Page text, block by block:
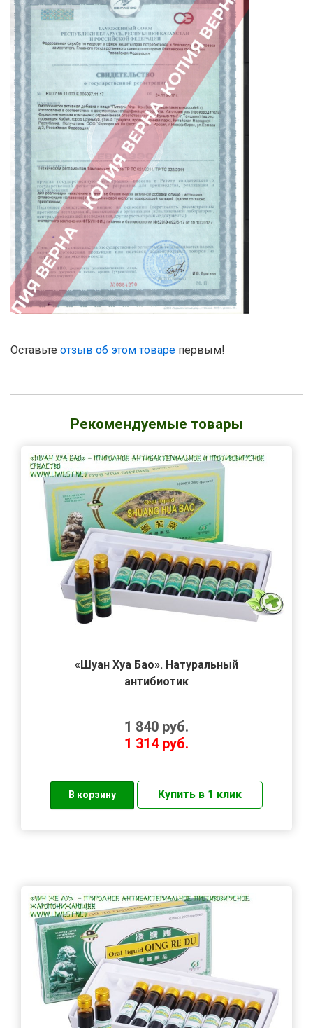
Оставьте отзыв об этом товаре первым!
Рекомендуемые товары
«Шуан Хуа Бао». Натуральный
антибиотик
1 840 руб.
1 314 руб.